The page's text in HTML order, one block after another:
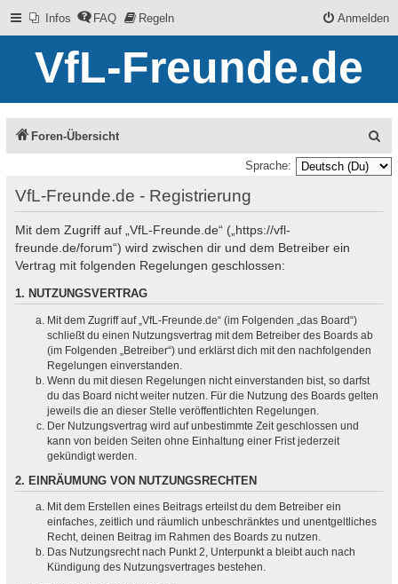
Infos FAQ Regeln Anmelden
VfL-Freunde.de
Foren-Übersicht
u
h
Sprache:
VfL-Freunde.de - Registrierung
Mit dem Zugriff auf „VfL-Freunde.de“ („https://vfl-
freunde.de/forum“) wird zwischen dir und dem Betreiber ein
Vertrag mit folgenden Regelungen geschlossen:
1. NUTZUNGSVERTRAG
Mit dem Zugriff auf „VfL-Freunde.de“ (im Folgenden „das Board“)
schließt du einen Nutzungsvertrag mit dem Betreiber des Boards ab
(im Folgenden „Betreiber“) und erklärst dich mit den nachfolgenden
Regelungen einverstanden.
Wenn du mit diesen Regelungen nicht einverstanden bist, so darfst
du das Board nicht weiter nutzen. Für die Nutzung des Boards gelten
jeweils die an dieser Stelle veröffentlichten Regelungen.
Der Nutzungsvertrag wird auf unbestimmte Zeit geschlossen und
kann von beiden Seiten ohne Einhaltung einer Frist jederzeit
gekündigt werden.
2. EINRÄUMUNG VON NUTZUNGSRECHTEN
Mit dem Erstellen eines Beitrags erteilst du dem Betreiber ein
einfaches, zeitlich und räumlich unbeschränktes und unentgeltliches
Recht, deinen Beitrag im Rahmen des Boards zu nutzen.
Das Nutzungsrecht nach Punkt 2, Unterpunkt a bleibt auch nach
Kündigung des Nutzungsvertrages bestehen.